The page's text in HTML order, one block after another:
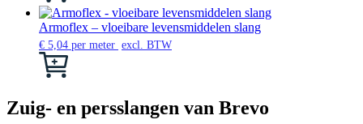
productpagina
kan
gekozen
worden
op
heeft
meerdere
variaties.
Deze
worden
Armoflex – vloeibare levensmiddelen slang
€ 5,04 per meter excl. BTW
Dit
variaties.
Zuig- en persslangen van Brevo